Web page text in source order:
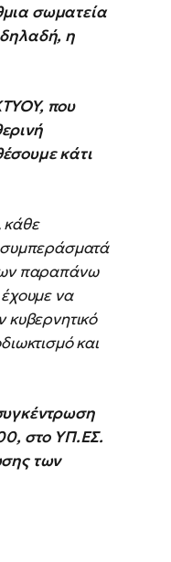
σωματεία
η
που
κάτι
συμπεράσματά
παραπάνω
να
κυβερνητικό
και
στο ΥΠ.ΕΣ.
των